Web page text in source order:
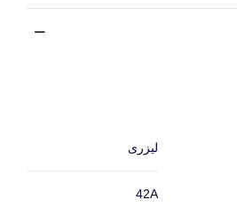
لیزری
42A